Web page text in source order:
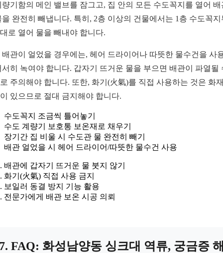
량기함의 메인 밸브를 잠그고, 집 안의 모든 수도꼭지를 열어 배
을 완전히 빼냅니다. 특히, 2층 이상의 건물에서는 1층 수도꼭지
로 열어 물을 빼내야 합니다.
배관이 얼었을 경우에는, 헤어 드라이어나 따뜻한 물수건을 사
서히 녹여야 합니다. 갑자기 뜨거운 물을 부으면 배관이 파열될
주의해야 합니다. 또한, 화기(火氣)를 직접 사용하는 것은 화
있으므로 절대 금지해야 합니다.
수도꼭지 조금씩 틀어놓기
수도 계량기 보호통 보온재로 채우기
장기간 집 비울 시 수도관 물 완전히 빼기
배관 얼었을 시 헤어 드라이어/따뜻한 물수건 사용
배관에 갑자기 뜨거운 물 붓지 않기
화기(火氣) 직접 사용 금지
보일러 동결 방지 기능 활용
전문가에게 배관 보온 시공 의뢰
FAQ: 화성남양동 싱크대 역류, 궁금증